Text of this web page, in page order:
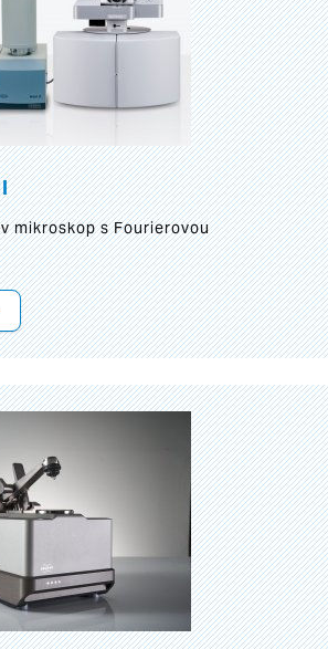
mikroskop s Fourierovou